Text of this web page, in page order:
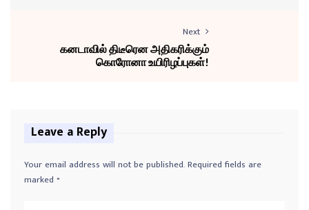
Next
கனடாவில் திடீரென அதிகரிக்கும்
கொரோனா உயிரிழப்புகள்!
Leave a Reply
Your email address will not be published.Required fields are
marked *